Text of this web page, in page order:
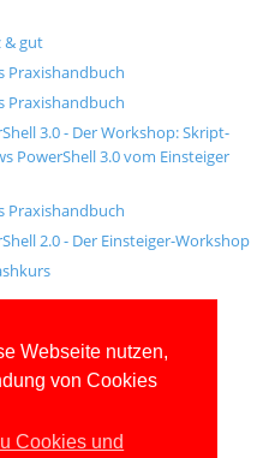
Webseite nutzen,
von Cookies
Cookies und
& gut
Praxishandbuch
Praxishandbuch
3.0 - Der Workshop: Skript-
PowerShell 3.0 vom Einsteiger
Praxishandbuch
2.0 - Der Einsteiger-Workshop
Jahr